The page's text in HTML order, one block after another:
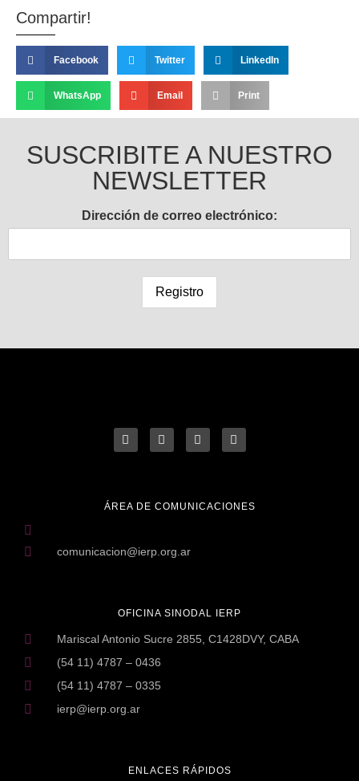
Compartir!
Facebook Twitter LinkedIn
WhatsApp Email Print
SUSCRIBITE A NUESTRO
NEWSLETTER
Dirección de correo electrónico:
ENLACES RÁPIDOS
OFICINA SINODAL IERP
Mariscal Antonio Sucre 2855, C1428DVY, CABA
(54 11) 4787 – 0436
(54 11) 4787 – 0335
ierp@ierp.org.ar
ÁREA DE COMUNICACIONES
comunicacion@ierp.org.ar